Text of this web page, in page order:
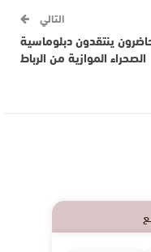
التالي
ينتقدون دبلوماسية
الصحراء الموازية من الرباط